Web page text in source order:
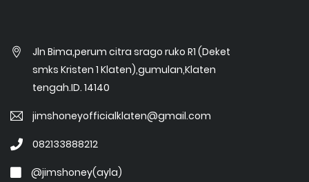
Jln Bima,perum citra srago ruko R1 (Deket
smks Kristen 1 Klaten),gumulan,Klaten
tengah.ID. 14140
jimshoneyofficialklaten@gmail.com
082133888212
@jimshoney(ayla)